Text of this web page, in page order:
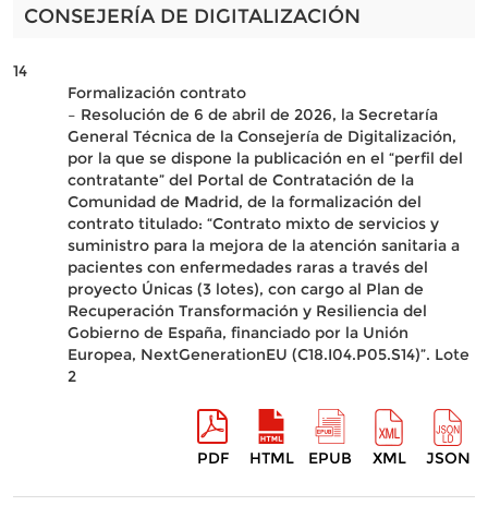
CONSEJERÍA DE DIGITALIZACIÓN
14
Formalización contrato
– Resolución de 6 de abril de 2026, la Secretaría
General Técnica de la Consejería de Digitalización,
por la que se dispone la publicación en el “perfil del
contratante” del Portal de Contratación de la
Comunidad de Madrid, de la formalización del
contrato titulado: “Contrato mixto de servicios y
suministro para la mejora de la atención sanitaria a
pacientes con enfermedades raras a través del
proyecto Únicas (3 lotes), con cargo al Plan de
Recuperación Transformación y Resiliencia del
Gobierno de España, financiado por la Unión
Europea, NextGenerationEU (C18.I04.P05.S14)”. Lote
2
PDF HTML EPUB XML JSON